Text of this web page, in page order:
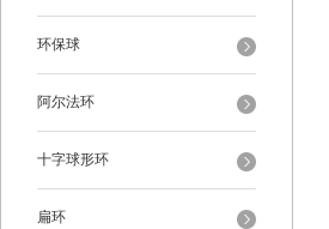
环保球
阿尔法环
十字球形环
扁环